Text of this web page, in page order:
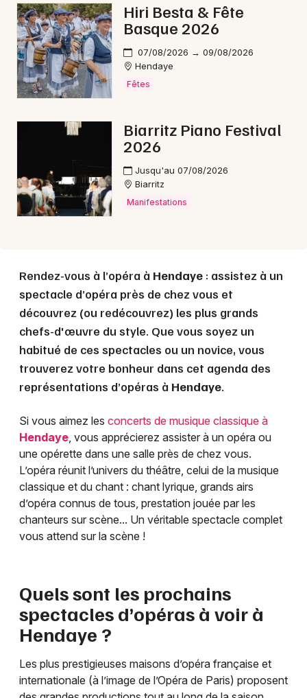
64 - Pyrénées-Atlantiques
Choisir mes départements
Mon email
Hiri Besta & Fête
Basque 2026
07/08/2026 → 09/08/2026
Hendaye
Fêtes
Biarritz Piano Festival
2026
Jusqu'au 07/08/2026
Biarritz
Manifestations
Rendez-vous à l’opéra à Hendaye : assistez à un
spectacle d’opéra près de chez vous et
découvrez (ou redécouvrez) les plus grands
chefs-d'œuvre du style. Que vous soyez un
habitué de ces spectacles ou un novice, vous
trouverez votre bonheur dans cet agenda des
représentations d’opéras à Hendaye.
Si vous aimez les concerts de musique classique à
Hendaye, vous apprécierez assister à un opéra ou
une opérette dans une salle près de chez vous.
L’opéra réunit l’univers du théâtre, celui de la musique
classique et du chant : chant lyrique, grands airs
d’opéra connus de tous, prestation jouée par les
chanteurs sur scène... Un véritable spectacle complet
vous attend sur la scène !
Quels sont les prochains
spectacles d’opéras à voir à
Hendaye ?
Les plus prestigieuses maisons d’opéra française et
internationale (à l’image de l’Opéra de Paris) proposent